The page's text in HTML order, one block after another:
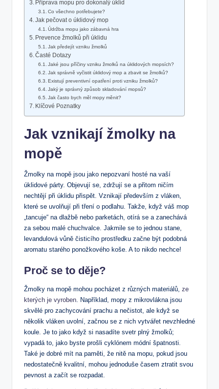
Příprava ​mopu pro dokonalý úklid
Co všechno potřebujete?
Jak pečovat o úklidový mop
Údržba mopu ​jako ‍zábavná hra
Prevence žmolků při úklidu
Jak předejít vzniku žmolků
Časté Dotazy
Jaké jsou⁢ příčiny vzniku žmolků na úklidových mopsích?
Jak správně vyčistit úklidový ​mop a zbavit se žmolků?
Existují preventivní opatření proti vzniku žmolků?
Jaký je správný způsob skladování mopsů?
Jak často ‍bych měl mopy měnit?
Klíčové Poznatky
Jak vznikají žmolky na
mopě
Žmolky na mopě jsou jako nepozvaní hosté na vaší
úklidové párty. Objevují⁢ se, zdržují se a přitom ničím
nechtějí při úklidu‌ přispět. Vznikají především z vláken,
které se uvolňují při tření o podlahu.⁢ Takže, když váš mop
‌„tancuje“ na dlažbě nebo parketách, otírá se a zanechává
za sebou malé chuchvalce. Jakmile se to jednou⁤ stane,
levandulová vůně čisticího prostředku začne⁤ být podobná
aromatu starého ponožkového koše. A to nikdo nechce!
Proč se ​to ‍děje?
Žmolky ⁣na ​mopě mohou pocházet z různých materiálů, ze
kterých je vyroben. Například, mopy z mikrovlákna jsou⁢
skvělé pro zachycování ‌prachu ⁢a nečistot, ale⁤ když se
⁤několik vláken uvolní, ⁢začnou se z nich vytvářet nevzhledné
koule. Je to jako když si nasadíte‌ svetr plný žmolků;
vypadá to, jako byste prošli cyklónem módní špatnosti.
⁣Také je dobré mít na paměti, že nitě na mopu, pokud jsou
⁤nedostatečně kvalitní, mohou jednoduše časem ztratit svou
pevnost⁢ a začít se⁤ rozpadat.